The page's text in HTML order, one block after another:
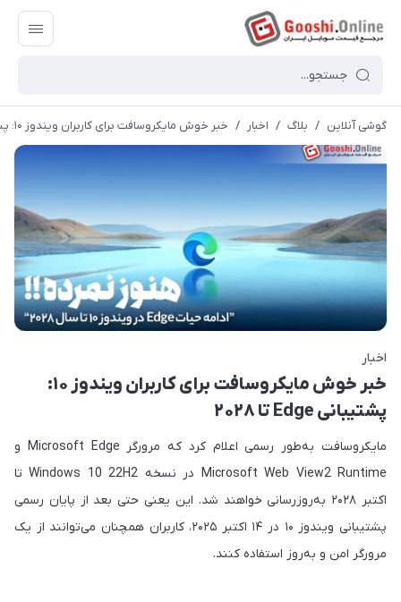
گوشی آنلاین / بلاگ / اخبار / خبر خوش مایکروسافت برای کاربران ویندوز ۱۰: پشتیبانی Edge تا ۲۰۲۸
اخبار
خبر خوش مایکروسافت برای کاربران ویندوز ۱۰:
پشتیبانی Edge تا ۲۰۲۸
مایکروسافت به‌طور رسمی اعلام کرد که مرورگر Microsoft Edge و
Microsoft Web View2 Runtime در نسخه Windows 10 22H2 تا
اکتبر ۲۰۲۸ به‌روزرسانی خواهند شد. این یعنی حتی بعد از پایان رسمی
پشتیبانی ویندوز ۱۰ در ۱۴ اکتبر ۲۰۲۵، کاربران همچنان می‌توانند از یک
مرورگر امن و به‌روز استفاده کنند.